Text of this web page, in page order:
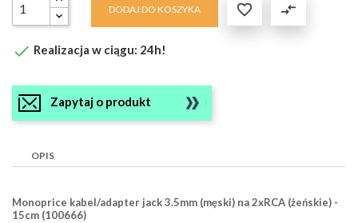
DODAJ DO KOSZYKA  compare_arrows
 Realizacja w ciągu: 24h!
Zapytaj o produkt
OPIS
Monoprice kabel/adapter jack 3.5mm (męski) na 2xRCA (żeńskie) -
15cm (100666)